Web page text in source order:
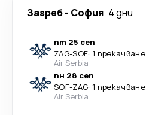
Загреб- София 4 дни
пт 25 сеп
ZAG-SOF· 1 прекачване
Air Serbia
пн 28 сеп
SOF-ZAG· 1 прекачване
Air Serbia